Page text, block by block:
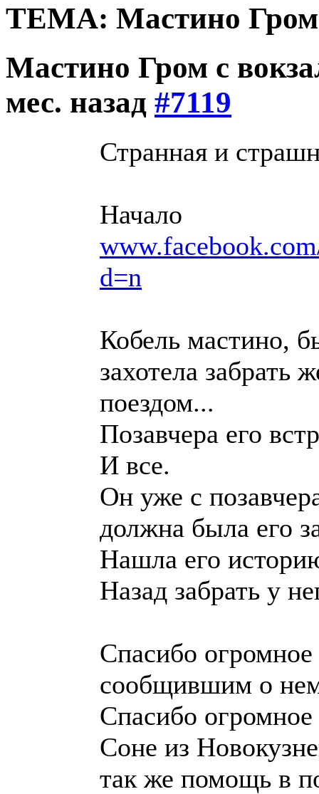
ТЕМА: Мастино Гром
Мастино Гром с
мес. назад #7119
Странная и
Начало
d=n
Кобель мастино,
захотела забрать
поездом...
Позавчера его
И все.
Он уже с
должна была его
Нашла его
Назад забрать у
Спасибо
сообщившим о
Спасибо
Соне из
так же помощь в